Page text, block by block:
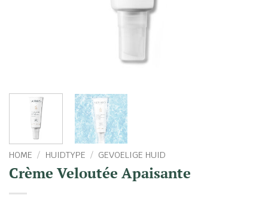
HOME / HUIDTYPE / GEVOELIGE HUID
Crème Veloutée Apaisante